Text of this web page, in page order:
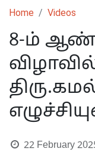
Home Videos
8-ம்
22 February